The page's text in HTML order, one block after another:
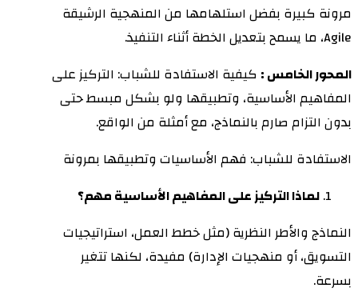
مرونة كبيرة بفضل استلهامها من المنهجية الرشيقة
Agile، ما يسمح بتعديل الخطة أثناء التنفيذ.
المحور الخامس : كيفية الاستفادة للشباب: التركيز على
المفاهيم الأساسية، وتطبيقها ولو بشكل مبسط حتى
بدون التزام صارم بالنماذج، مع أمثلة من الواقع.
الاستفادة للشباب: فهم الأساسيات وتطبيقها بمرونة
لماذا التركيز على المفاهيم الأساسية مهم؟
النماذج والأطر النظرية (مثل خطط العمل، استراتيجيات
التسويق، أو منهجيات الإدارة) مفيدة، لكنها تتغير
بسرعة.